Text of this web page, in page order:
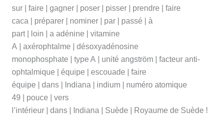
sur | faire | gagner | poser | pisser | prendre | faire
caca | préparer | nominer | par | passé | à
part | loin | a adénine | vitamine
A | axérophtalme | désoxyadénosine
monophosphate | type A | unité angström | facteur anti-
ophtalmique | équipe | escouade | faire
équipe | dans | Indiana | indium | numéro atomique
49 | pouce | vers
l’intérieur | dans | Indiana | Suède | Royaume de Suède !